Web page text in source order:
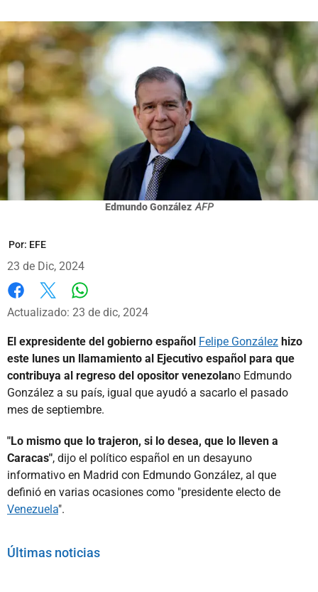
Edmundo González AFP
Por: EFE
23 de Dic, 2024
Facebook
X
Actualizado: 23 de dic, 2024
El expresidente del gobierno español Felipe González hizo
este lunes un llamamiento al Ejecutivo español para que
contribuya al regreso del opositor venezolano Edmundo
González a su país, igual que ayudó a sacarlo el pasado
mes de septiembre.
"Lo mismo que lo trajeron, si lo desea, que lo lleven a
Caracas", dijo el político español en un desayuno
informativo en Madrid con Edmundo González, al que
definió en varias ocasiones como "presidente electo de
Venezuela".
Últimas noticias